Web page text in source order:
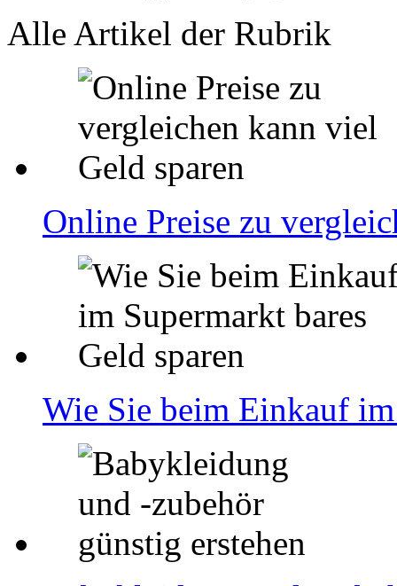
Alle Artikel der Rubrik
Online Preise zu
Wie Sie beim Einkauf